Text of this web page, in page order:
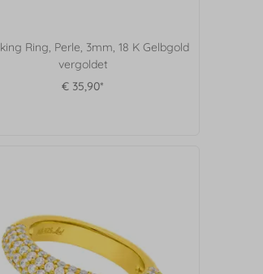
Ring, Perle, 3mm, 18 K Gelbgold
vergoldet
€ 35,90*